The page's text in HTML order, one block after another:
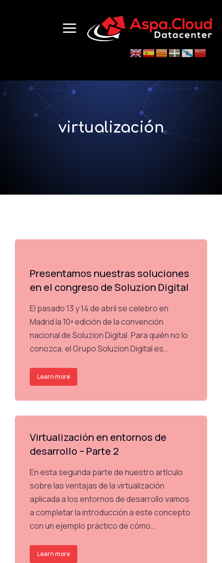
virtualización
Presentamos nuestras soluciones
en el congreso de Soluzion Digital
El pasado 13 y 14 de abril se celebro en
Madrid la 10ª edición de la convención
nacional de Soluzion Digital. Para quién no lo
conozca, el Grupo Soluzion Digital es…
Learn more
Virtualización en entornos de
desarrollo – Parte 2
En esta segunda parte de nuestro artículo
sobre las ventajas de la virtualización
aplicada a los entornos de desarrollo vamos
a completar la introducción a este concepto
con un ejemplo práctico de cómo…
Learn more